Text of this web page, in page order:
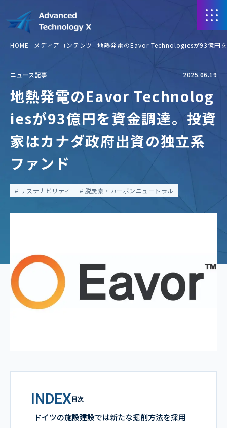
HOME メディアコンテンツ 地熱発電のEavor Technologiesが93億円
ニュース記事 2025.06.19
地熱発電のEavor Technolog
iesが93億円を資金調達。投資
家はカナダ政府出資の独立系
ファンド
サステナビリティ 脱炭素・カーボンニュートラル
INDEX目次
ドイツの施設建設では新たな掘削方法を採用